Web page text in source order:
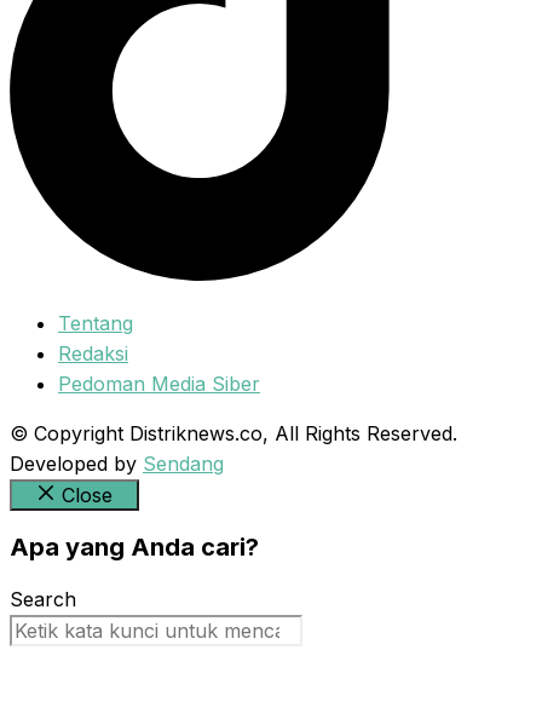
Tentang
Redaksi
Pedoman Media Siber
© Copyright Distriknews.co, All Rights Reserved.
Developed by Sendang
Close
Apa yang Anda cari?
Search